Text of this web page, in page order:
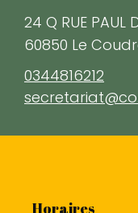
24 Q RUE PAUL
60850 Le
0344816212
Horaires